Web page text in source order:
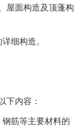
屋面构造及顶蓬构
细构造。
下内容：
筋等主要材料的